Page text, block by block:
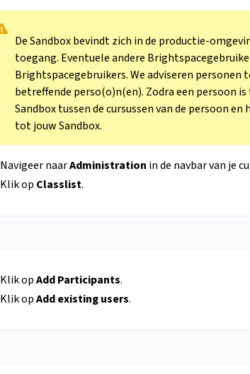
De Sandbox bevindt zich in de productie-
toegang. Eventuele andere
Brightspacegebruikers. We adviseren
betreffende perso(o)n(en). Zodra een persoon
Sandbox tussen de cursussen van de persoon
tot jouw Sandbox.
Navigeer naarAdministration in de navbar van je
Klik op Classlist.
Klik opAdd Participants.
Klik opAdd existing users.